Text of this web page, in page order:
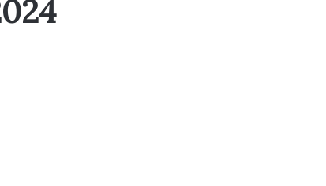
2024 فضيحة عباس